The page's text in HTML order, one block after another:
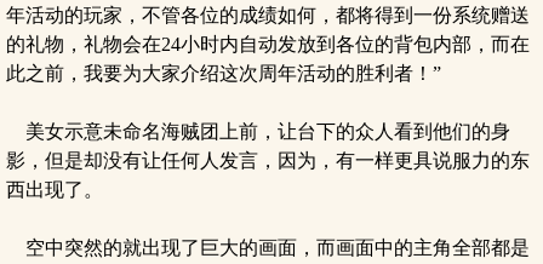
年活动的玩家，不管各位的成绩如何，都将得到一份系统赠送
的礼物，礼物会在24小时内自动发放到各位的背包内部，而在
此之前，我要为大家介绍这次周年活动的胜利者！”
美女示意未命名海贼团上前，让台下的众人看到他们的身
影，但是却没有让任何人发言，因为，有一样更具说服力的东
西出现了。
空中突然的就出现了巨大的画面，而画面中的主角全部都是